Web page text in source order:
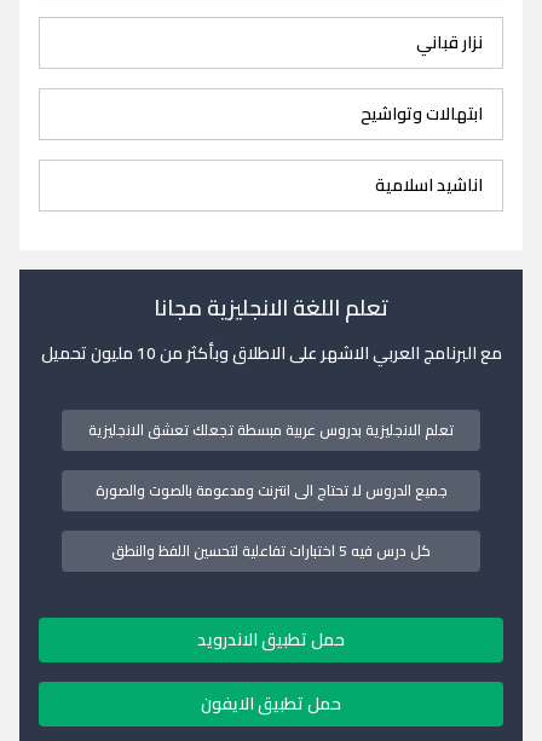
نزار قباني
ابتهالات وتواشيح
اناشيد اسلامية
تعلم اللغة الانجليزية مجانا
مع البرنامج العربي الاشهر على الاطلاق وبأكثر من 10 مليون تحميل
تعلم الانجليزية بدروس عربية مبسطة تجعلك تعشق الانجليزية
جميع الدروس لا تحتاج الى انترنت ومدعومة بالصوت والصورة
كل درس فيه 5 اختبارات تفاعلية لتحسين اللفظ والنطق
حمل تطبيق الاندرويد
حمل تطبيق الايفون